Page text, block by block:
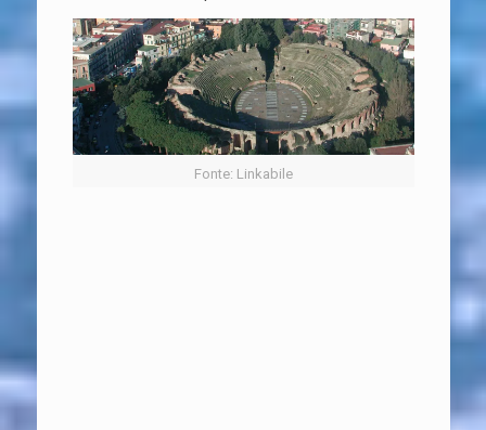
Fonte: Linkabile